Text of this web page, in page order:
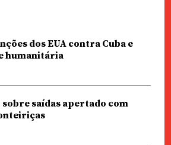
dos EUA contra Cuba e
humanitária
saídas apertado com